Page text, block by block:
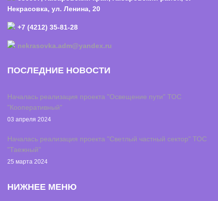
Некрасовка, ул. Ленина, 20
+7 (4212) 35-81-28
nekrasovka.adm@yandex.ru
ПОСЛЕДНИЕ НОВОСТИ
Началась реализация проекта "Освещение пути" ТОС
"Кооперативный"
03 апреля 2024
Началась реализация проекта "Светлый частный сектор" ТОС
"Таежный"
25 марта 2024
НИЖНЕЕ МЕНЮ